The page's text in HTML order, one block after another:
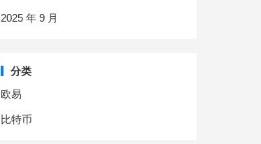
2025 年 9 月
分类
欧易
比特币